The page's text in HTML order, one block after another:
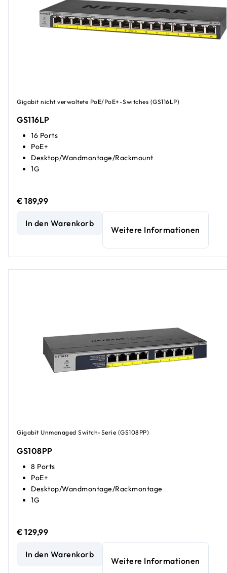
Gigabit nicht verwaltete PoE/PoE+-Switches (GS116LP)
GS116LP
16 Ports
PoE+
Desktop/Wandmontage/Rackmount
1G
€ 189,99
16 Port Unmanaged Gigabit Ethernet PoE+ Switch mit
In den Warenkorb
Weitere Informationen
Gigabit Unmanaged Switch-Serie (GS108PP)
GS108PP
8 Ports
PoE+
Desktop/Wandmontage/Rackmontage
1G
€ 129,99
8-Port Gigabit Ethernet Hochleistungs-PoE+ Unmanaged
In den Warenkorb
Weitere Informationen